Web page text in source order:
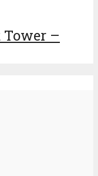
Tower –